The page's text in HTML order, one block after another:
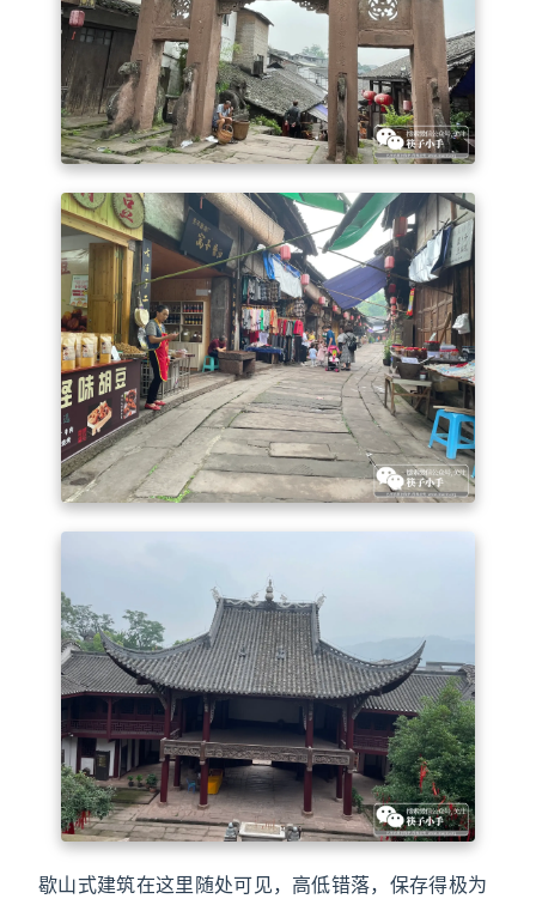
歇山式建筑在这里随处可见，高低错落，保存得极为